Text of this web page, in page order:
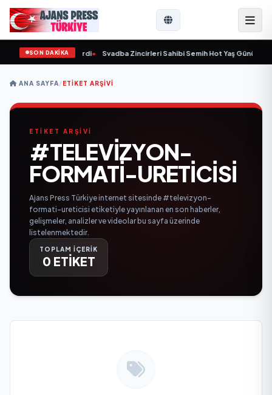
SON DAKİKA
yaşında yaşamını yitirdi• Svadba Zincirleri Sahibi Semih Hot Yaş Gününü
ANA SAYFA/ETIKET ARŞIVI
ETİKET ARŞİVİ
#TELEVIZYON-
FORMATI-URETICISI
Ajans Press Türkiye internet sitesinde #televizyon-
formati-ureticisi etiketiyle yayınlanan en son haberler,
gelişmeler, analizler ve videolar bu sayfa üzerinde
listelenmektedir.
TOPLAM İÇERİK
0 ETİKET